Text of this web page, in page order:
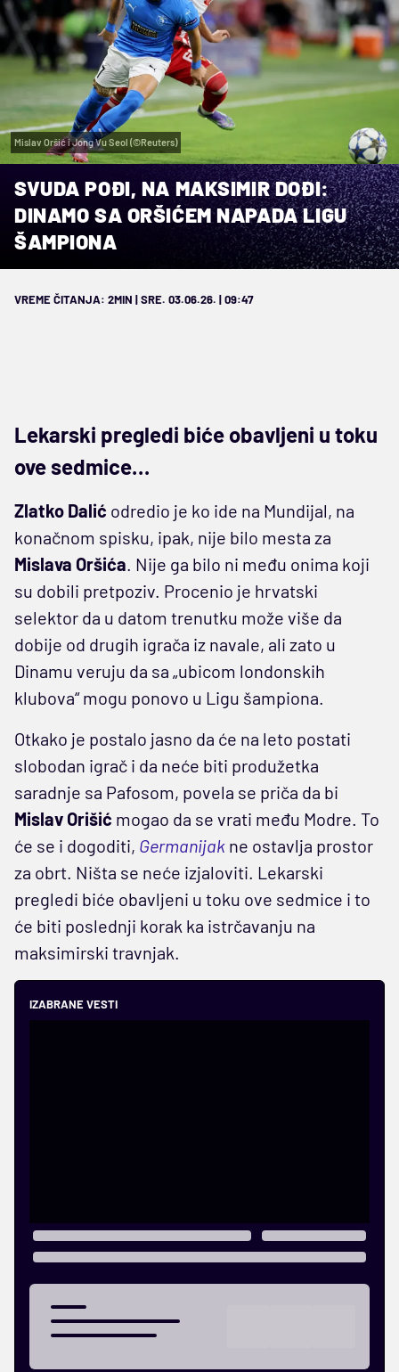
Mislav Oršić i Jong Vu Seol (©Reuters)
SVUDA POĐI, NA MAKSIMIR DOĐI:
DINAMO SA ORŠIĆEM NAPADA LIGU
ŠAMPIONA
VREME ČITANJA: 2MIN | SRE. 03.06.26. | 09:47
Lekarski pregledi biće obavljeni u toku
ove sedmice…
Zlatko Dalić odredio je ko ide na Mundijal, na
konačnom spisku, ipak, nije bilo mesta za
Mislava Oršića. Nije ga bilo ni među onima koji
su dobili pretpoziv. Procenio je hrvatski
selektor da u datom trenutku može više da
dobije od drugih igrača iz navale, ali zato u
Dinamu veruju da sa „ubicom londonskih
klubova“ mogu ponovo u Ligu šampiona.
Otkako je postalo jasno da će na leto postati
slobodan igrač i da neće biti produžetka
saradnje sa Pafosom, povela se priča da bi
Mislav Orišić mogao da se vrati među Modre. To
će se i dogoditi, Germanijak ne ostavlja prostor
za obrt. Ništa se neće izjaloviti. Lekarski
pregledi biće obavljeni u toku ove sedmice i to
će biti poslednji korak ka istrčavanju na
maksimirski travnjak.
IZABRANE VESTI